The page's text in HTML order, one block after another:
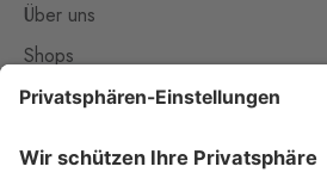
Über uns
Shops
Kontakt
Nützliches